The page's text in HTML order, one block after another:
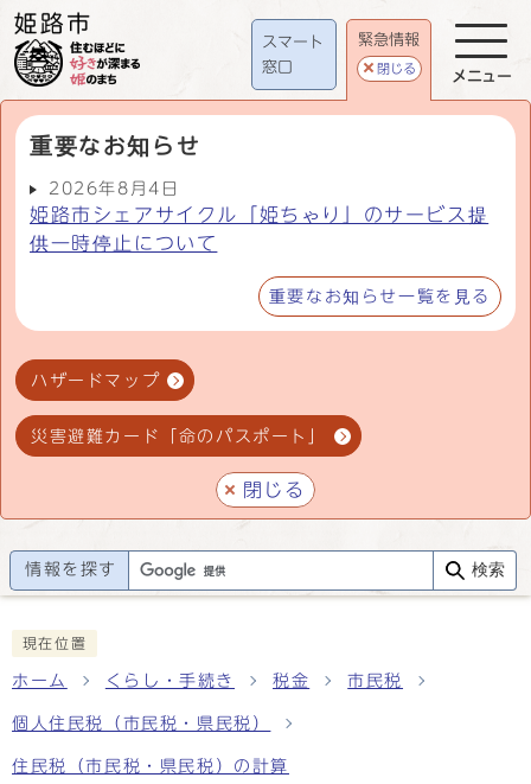
スマート
窓口
緊急情報
閉じる
重要なお知らせ
2026年8月4日
姫路市シェアサイクル「姫ちゃり」のサービス提
供一時停止について
重要なお知らせ一覧を見る
ハザードマップ
災害避難カード「命のパスポート」
閉じる
メニュー
情報を探す 検索
現在位置
ホーム くらし・手続き 税金 市民税
個人住民税（市民税・県民税）
住民税（市民税・県民税）の計算